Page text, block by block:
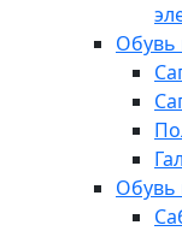
Обувь
Обувь